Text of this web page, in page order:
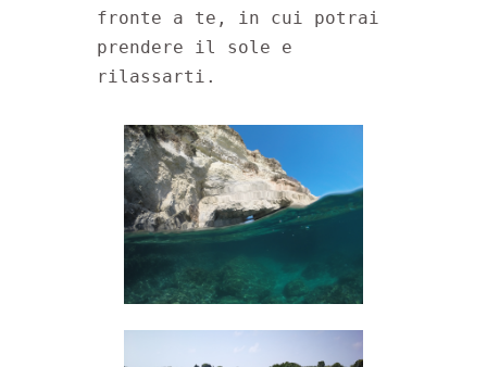
fronte a te, in cui potrai
prendere il sole e
rilassarti.